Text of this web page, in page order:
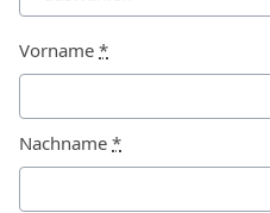
Vorname *
Nachname *